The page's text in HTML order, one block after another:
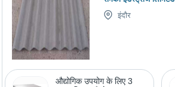
इंदौर
औद्योगिक उपयोग के लिए 3